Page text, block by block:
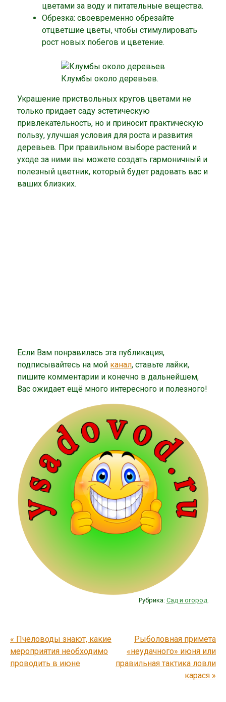
цветами за воду и питательные вещества.
Обрезка: своевременно обрезайте
отцветшие цветы, чтобы стимулировать
рост новых побегов и цветение.
Клумбы около деревьев.
Украшение приствольных кругов цветами не
только придает саду эстетическую
привлекательность, но и приносит практическую
пользу, улучшая условия для роста и развития
деревьев. При правильном выборе растений и
уходе за ними вы можете создать гармоничный и
полезный цветник, который будет радовать вас и
ваших близких.
Если Вам понравилась эта публикация,
подписывайтесь на мой канал, ставьте лайки,
пишите комментарии и конечно в дальнейшем,
Вас ожидает ещё много интересного и полезного!
Рубрика: Сад и огород
Post navigation
« Пчеловоды знают, какие
мероприятия необходимо
проводить в июне
Рыболовная примета
«неудачного» июня или
правильная тактика ловли
карася »